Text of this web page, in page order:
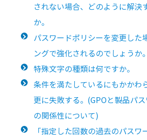
されない場合、どのように解決
か。
パスワードポリシーを変更した
ングで強化されるのでしょうか。
特殊文字の種類は何ですか。
条件を満たしているにもかかわ
更に失敗する。(GPOと製品パ
の関係性について)
「指定した回数の過去のパスワ